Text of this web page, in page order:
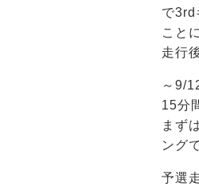
で3rd
こと
走行
～9/
15分
まず
ング
予選